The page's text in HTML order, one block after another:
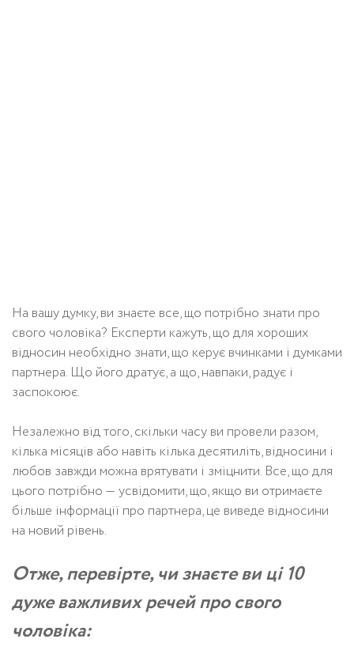
На вашу думку, ви знаєте все, що потрібно знати про
свого чоловіка? Експерти кажуть, що для хороших
відносин необхідно знати, що керує вчинками і думками
партнера. Що його дратує, а що, навпаки, радує і
заспокоює.
Незалежно від того, скільки часу ви провели разом,
кілька місяців або навіть кілька десятиліть, відносини і
любов завжди можна врятувати і зміцнити. Все, що для
цього потрібно — усвідомити, що, якщо ви отримаєте
більше інформації про партнера, це виведе відносини
на новий рівень.
Отже, перевірте, чи знаєте ви ці 10
дуже важливих речей про свого
чоловіка: